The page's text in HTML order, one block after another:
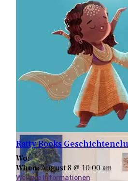
Catskill
845-439-4810
Livingston Manor, NY 12758
Website
Ratty Books
Wo:
When:August 8 @ 10:00 am
Weitere Informationen